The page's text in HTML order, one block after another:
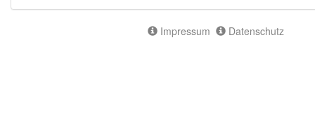
Impressum Datenschutz